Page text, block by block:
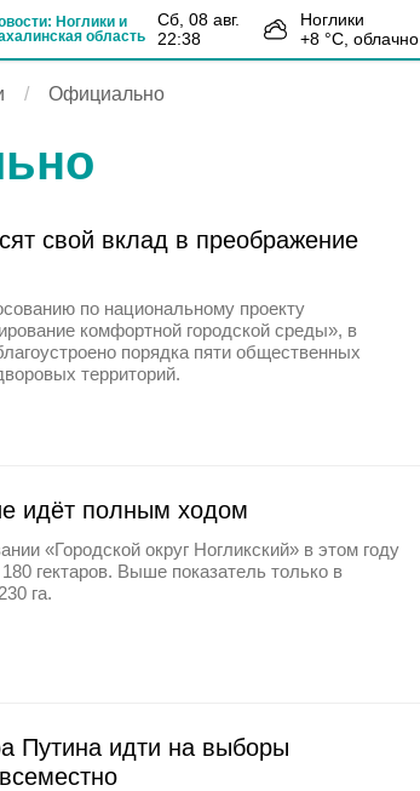
Ноглики и
область
сб, 08 авг.
22:38
Ноглики
+8 °С, облачно
Официально
свой вклад в преображение
по национальному проекту
комфортной городской среды», в
порядка пяти общественных
территорий.
идёт полным ходом
«Городской округ Ногликский» в этом году
гектаров. Выше показатель только в
га.
Путина идти на выборы